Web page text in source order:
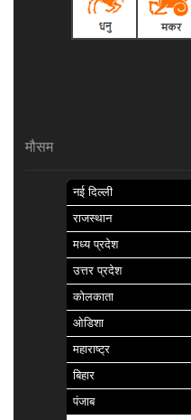
मौसम
नई दिल्ली
राजस्थान
मध्य प्रदेश
उत्तर प्रदेश
कोलकाता
ओडिशा
महाराष्ट्र
बिहार
पंजाब